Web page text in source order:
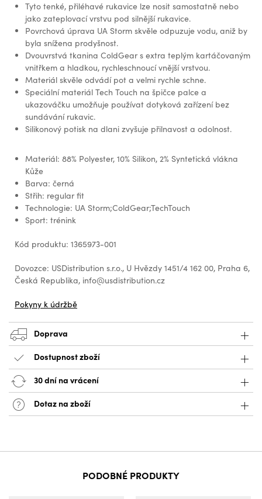
Tyto tenké, přiléhavé rukavice lze nosit samostatně nebo
jako zateplovací vrstvu pod silnější rukavice.
Povrchová úprava UA Storm skvěle odpuzuje vodu, aniž by
byla snížena prodyšnost.
Dvouvrstvá tkanina ColdGear s extra teplým kartáčovaným
vnitřkem a hladkou, rychleschnoucí vnější vrstvou.
Materiál skvěle odvádí pot a velmi rychle schne.
Speciální materiál Tech Touch na špičce palce a
ukazováčku umožňuje používat dotyková zařízení bez
sundávání rukavic.
Silikonový potisk na dlani zvyšuje přilnavost a odolnost.
Materiál: 88% Polyester, 10% Silikon, 2% Syntetická vlákna
Kůže
Barva: černá
Střih: regular fit
Technologie: UA Storm;ColdGear;TechTouch
Sport: trénink
Kód produktu: 1365973-001
Dovozce: USDistribution s.r.o., U Hvězdy 1451/4 162 00, Praha 6,
Česká Republika, info@usdistribution.cz
Pokyny k údržbě
Doprava
Dostupnost zboží
30 dní na vrácení
Dotaz na zboží
PODOBNÉ PRODUKTY